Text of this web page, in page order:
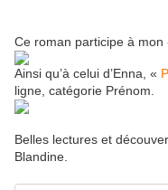
Ce roman participe à mon
Ainsi qu’à celui d’Enna, «
ligne, catégorie Prénom.
Belles lectures et
Blandine.